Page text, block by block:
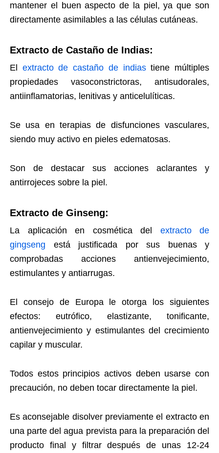
mantener el buen aspecto de la piel, ya que son
directamente asimilables a las células cutáneas.
Extracto de Castaño de Indias:
El extracto de castaño de indiastiene múltiples
propiedades vasoconstrictoras, antisudorales,
antiinflamatorias, lenitivas y anticelulíticas.
Se usa en terapias de disfunciones vasculares,
siendo muy activo en pieles edematosas.
Son de destacar sus acciones aclarantes y
antirrojeces sobre la piel.
Extracto de Ginseng:
La aplicación en cosmética del extracto de
gingseng está justificada por sus buenas y
comprobadas acciones antienvejecimiento,
estimulantes y antiarrugas.
El consejo de Europa le otorga los siguientes
efectos: eutrófico, elastizante, tonificante,
antienvejecimiento y estimulantes del crecimiento
capilar y muscular.
Todos estos principios activos deben usarse con
precaución, no deben tocar directamente la piel.
Es aconsejable disolver previamente el extracto en
una parte del agua prevista para la preparación del
producto final y filtrar después de unas 12-24